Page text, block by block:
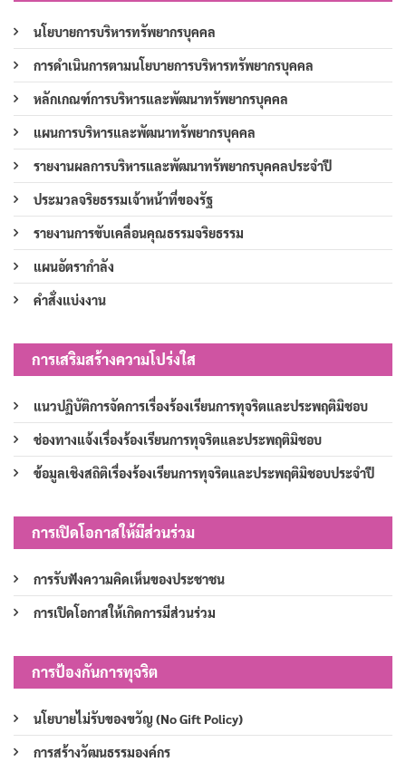
นโยบายการบริหารทรัพยากรบุคคล
การดำเนินการตามนโยบายการบริหารทรัพยากรบุคคล
หลักเกณฑ์การบริหารและพัฒนาทรัพยากรบุคคล
แผนการบริหารและพัฒนาทรัพยากรบุคคล
รายงานผลการบริหารและพัฒนาทรัพยากรบุคคลประจำปี
ประมวลจริยธรรมเจ้าหน้าที่ของรัฐ
รายงานการขับเคลื่อนคุณธรรมจริยธรรม
แผนอัตรากำลัง
คำสั่งแบ่งงาน
การเสริมสร้างความโปร่งใส
แนวปฏิบัติการจัดการเรื่องร้องเรียนการทุจริตและประพฤติมิชอบ
ช่องทางแจ้งเรื่องร้องเรียนการทุจริตและประพฤติมิชอบ
ข้อมูลเชิงสถิติเรื่องร้องเรียนการทุจริตและประพฤติมิชอบประจำปี
การเปิดโอกาสให้มีส่วนร่วม
การรับฟังความคิดเห็นของประชาชน
การเปิดโอกาสให้เกิดการมีส่วนร่วม
การป้องกันการทุจริต
นโยบายไม่รับของขวัญ (No Gift Policy)
การสร้างวัฒนธรรมองค์กร